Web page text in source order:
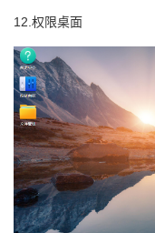
12.权限桌面